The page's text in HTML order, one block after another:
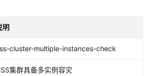
明
cluster-multiple-instances-check
集群具备多实例容灾